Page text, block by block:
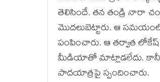
తెలిసిందే. తన తండ్రి నారా
మొదలుబెట్టారు. ఆ
పంపించారు. ఆ తర్వాత
మీడియాతో మాట్లాడలేదు. కానీ,
పాదయాత్రపై స్పందించారు.